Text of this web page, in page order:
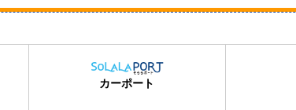
カーポート